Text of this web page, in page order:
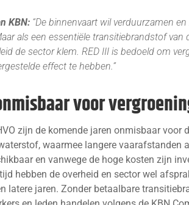
KBN: “De binnenvaart wil verduurzamen
als een essentiële transitiebrandstof van
de sector klem. RED III is bedoeld om
effect te hebben.”
voor
zijn de komende jaren onmisbaar voor
waarmee langere vaarafstanden
en vanwege de hoge kosten zijn
hebben de overheid en sector wel
latere jaren. Zonder betaalbare